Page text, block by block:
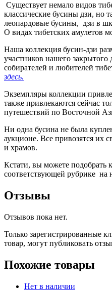
Существует немало видов
классические бусины дзи, но
леопардовые бусины, дзи в
О видах тибетских амулетов
Наша коллекция бусин-дзи
участников нашего
собирателей и любителей
здесь.
Экземпляры коллекции
также привлекаются сейчас
путешествий по Восточной
Ни одна бусина не была
аукционе. Все привозятся их
и храмов.
Кстати, вы можете подобрать
соответствующей рубрике на
Отзывы
Отзывов пока нет.
Только зарегистрированные
товар, могут публиковать
Похожие товары
Нет в наличии